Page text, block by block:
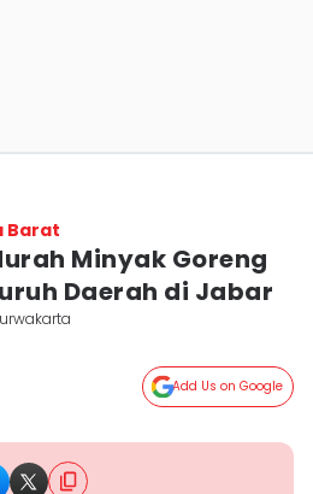
Barat
Minyak Goreng
Daerah di Jabar
Add Us on Google